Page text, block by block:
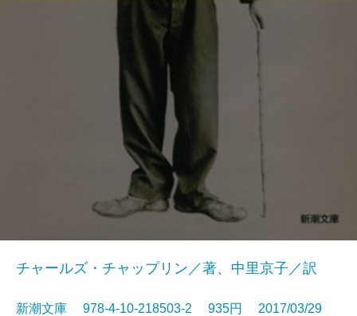
チャールズ・チャップリン／著、中里京子／訳
新潮文庫 978-4-10-218503-2 935円 2017/03/29